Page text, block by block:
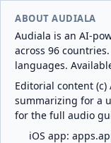
ABOUT AUDIALA
Audiala is an AI-
across 96
languages.
Editorial content (c)
summarizing for a
for the full audio
iOS app: